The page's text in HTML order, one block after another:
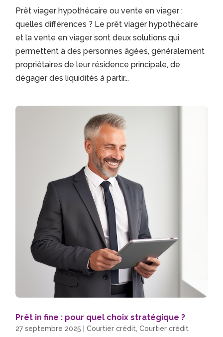
Prêt viager hypothécaire ou vente en viager :
quelles différences ? Le prêt viager hypothécaire
et la vente en viager sont deux solutions qui
permettent à des personnes âgées, généralement
propriétaires de leur résidence principale, de
dégager des liquidités à partir...
Prêt in fine : pour quel choix stratégique ?
27 septembre 2025 |Courtier crédit,Courtier crédit